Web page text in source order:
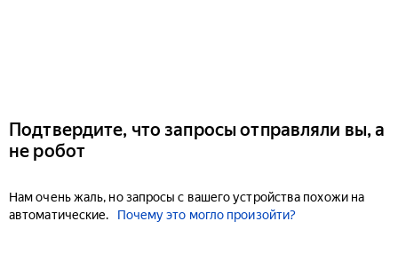
Подтвердите, что запросы отправляли вы, а
не робот
Нам очень жаль, но запросы с вашего устройства похожи на
автоматические.
Почему это могло произойти?